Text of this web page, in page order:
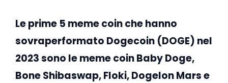
Le prime 5 meme coin che hanno
sovraperformato Dogecoin (DOGE) nel
2023 sono le meme coin Baby Doge,
Bone Shibaswap, Floki, Dogelon Mars e